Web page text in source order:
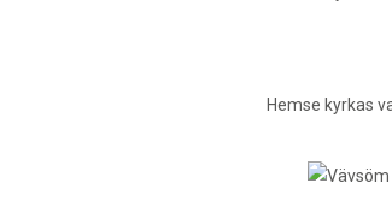
Hemse kyrkas